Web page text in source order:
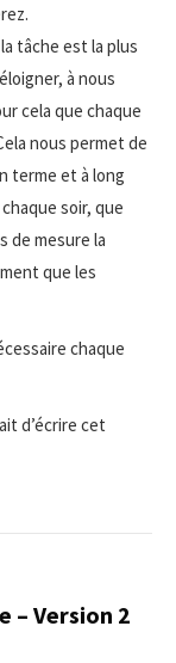
tâche est la plus
à nous
cela que chaque
nous permet de
terme et à long
soir, que
de mesure la
que les
chaque
d’écrire cet
– Version 2